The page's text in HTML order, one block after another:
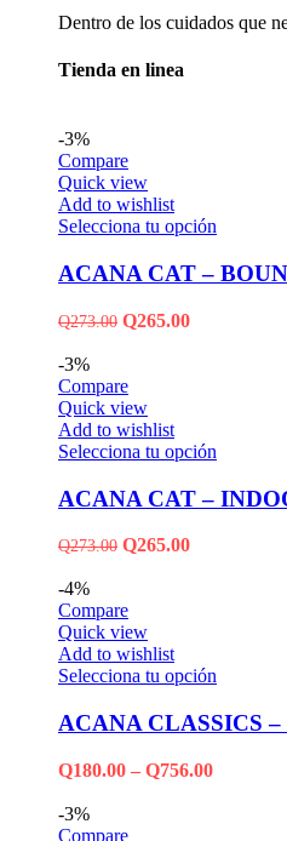
Dentro de los cuidados que
Tienda en linea
-3%
Compare
Quick view
Add to wishlist
Selecciona tu opción
ACANA CAT –
Q273.00 Q265.00
-3%
Compare
Quick view
Add to wishlist
Selecciona tu opción
ACANA CAT –
Q273.00 Q265.00
-4%
Compare
Quick view
Add to wishlist
Selecciona tu opción
ACANA CLASSICS
Q180.00 – Q756.00
-3%
Compare